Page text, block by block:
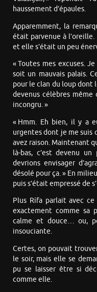
haussement d’épaules.
Apparemment, la
était parvenue à l’oreille.
et elle s’était un peu
« Toutes mes excuses.
soit un mauvais palais.
pour le clan du loup dont
devenus célèbres même
incongru. »
« Hmm. Eh bien, il y a
urgentes dont je me suis
avez raison. Maintenant
là-bas, c’est devenu
devrions envisager
désolé pour ça. » En
puis s’était empressé de
Plus Rífa parlait avec
exactement comme sa
calme et douce… ou,
insouciante.
Certes, on pouvait
le soir, mais elle se
pu se laisser être si
comme elle.